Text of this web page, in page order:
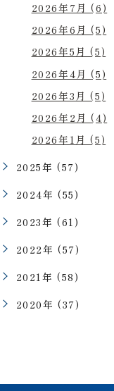
2026年7月 (6)
2026年6月 (5)
2026年5月 (5)
2026年4月 (5)
2026年3月 (5)
2026年2月 (4)
2026年1月 (5)
2025年 (57)
2024年 (55)
2023年 (61)
2022年 (57)
2021年 (58)
2020年 (37)